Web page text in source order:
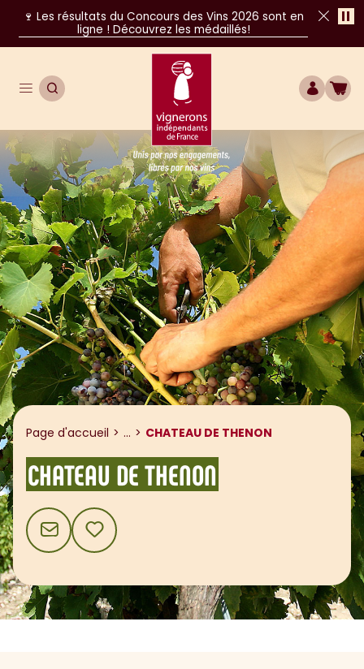
🍷 Les résultats du Concours des Vins 2026 sont en
ligne ! Découvrez les médaillés!
Ouvrir le menu de navigation
OUVRIR LA RECHERCHE
Unis par nos engagements, libres par
COMPTE
Page d'accueil ... Afficher le fil d'ariane
CHATEAU DE THENON
CHATEAU DE THENON
CONTACTAJOUTER AUX FAVORIS